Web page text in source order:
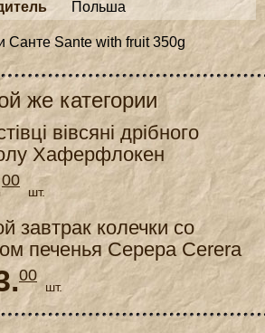
Польша
Санте Sante with fruit 350g
же категории
вівсяні дрібного
Хаферфлокен
500g
00
шт.
завтрак колечки со
печенья Серера Cerera
210g
00
шт.